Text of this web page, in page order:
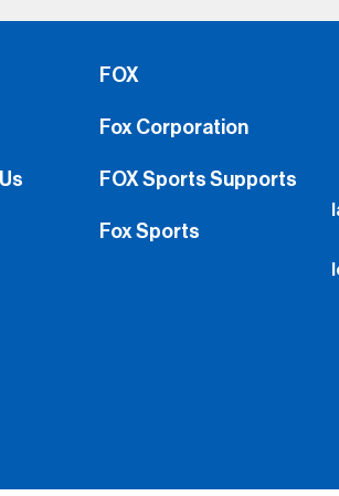
Fox Corporation
FOX Sports Supports
Fox Sports